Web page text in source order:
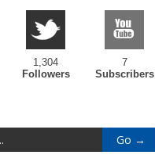
1,304
Followers
7
Subscribers